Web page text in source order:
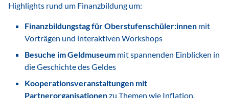
Highlights rund um Finanzbildung um:
Finanzbildungstag für Oberstufenschüler:innen mit
Vorträgen und interaktiven Workshops
Besuche im Geldmuseum mit spannenden Einblicken in
die Geschichte des Geldes
Kooperationsveranstaltungen mit
Partnerorganisationenzu Themen wie Inflation,